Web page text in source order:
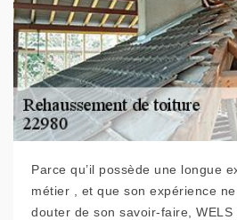
Parce qu’il possède une longue
métier , et que son expérience
douter de son savoir-faire,